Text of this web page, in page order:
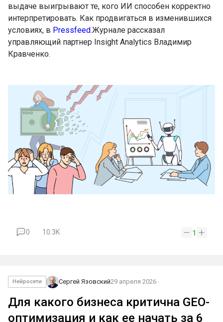
выдаче выигрывают те, кого ИИ способен корректно
интерпретировать. Как продвигаться в изменившихся
условиях, в Pressfeed.Журнале рассказал
управляющий партнер Insight Analytics Владимир
Кравченко.
0 10.3K 1
Нейросети Сергей Язовский29 апреля 2026
Для какого бизнеса критична GEO-
оптимизация и как ее начать за 6